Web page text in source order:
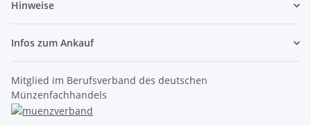
Hinweise
Infos zum Ankauf
Mitglied im Berufsverband des deutschen
Münzenfachhandels